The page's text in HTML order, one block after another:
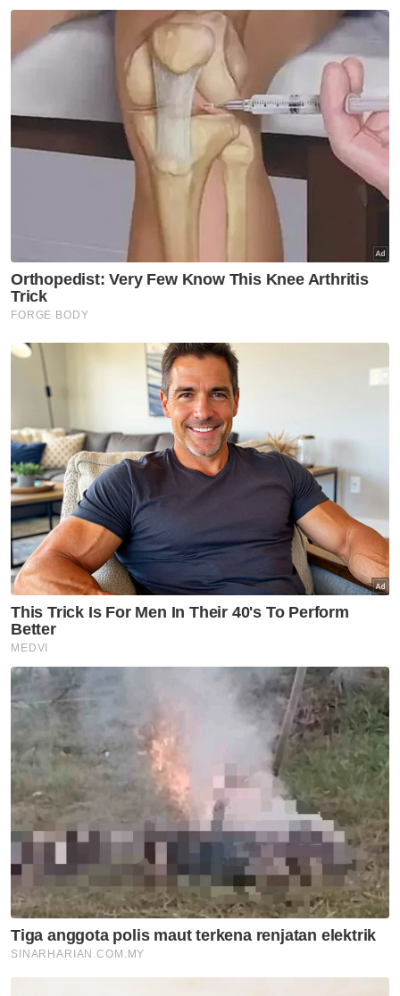
perbicaraan penuh.
Panel tiga hakim diketuai Ketua Hakim
Negara, Tun Tengku Maimun Tuan Mat
membenarkan rayuan yang dikemuka oleh
BN dan pengundi dari Parlimen Kemaman
supaya mahkamah mendengar perbicaraan
penuh petisyen berkenaan.
Ahmad tewas dalam pertembungan empat
penjuru di Parlimen Kemaman pada PRU15.
Beliau yang merupakan Pengerusi UMNO
Terengganu tewas kepada Che Alias Hamid
Che Alias yang juga penyandang kerusi
Parlimen itu memperoleh 65,714 undi,
manakala Ahmad mendapat 38,535 undi.
Dua lagi pencabarnya, iaitu calon Pakatan
Harapan (PH), Hasuni Sudin memperoleh
8,340 undi,, manakala Rosli Ab Ghani dari
Pejuang memperoleh 506 undi.
Muat turun aplikasi Sinar Harian. Klik di sini!
Parlimen Kemaman
Pas
Mahkamah
Artikel Disyorkan
Semasa
Pelajar kolej lemas ketika
mandi-manda bersama